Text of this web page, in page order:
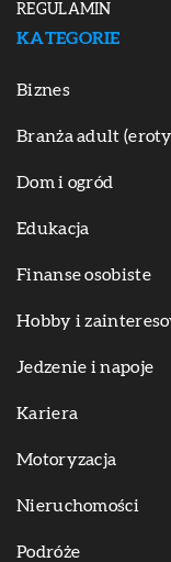
REGULAMIN
KATEGORIE
Biznes
Branża adult
Dom i ogród
Edukacja
Finanse osobiste
Hobby i
Jedzenie i napoje
Kariera
Motoryzacja
Nieruchomości
Podróże